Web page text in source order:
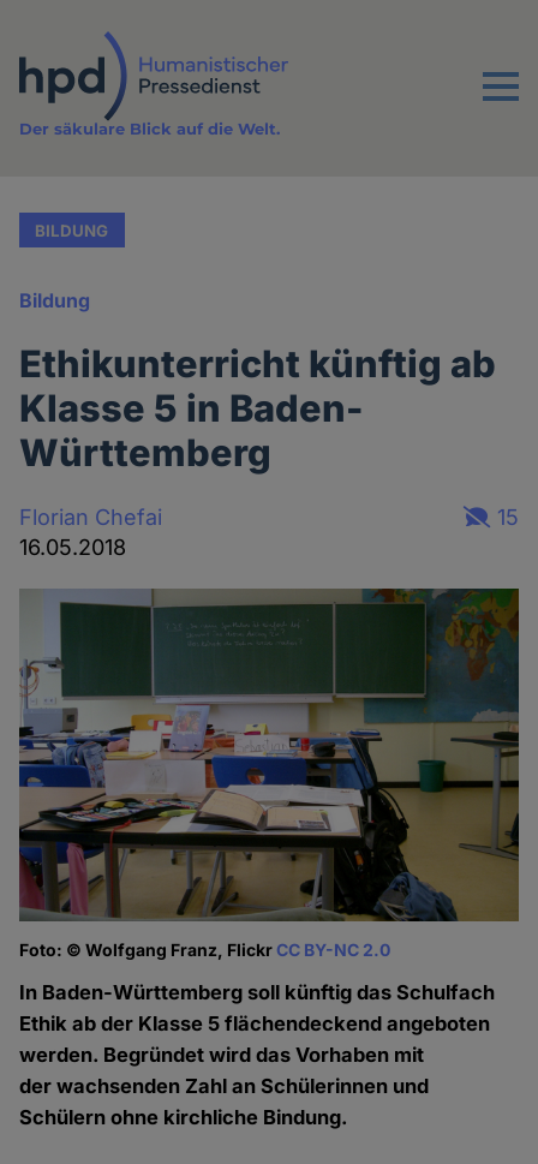
Inhalt
Menu
Der säkulare Blick auf die Welt.
BILDUNG
Bildung
Ethikunterricht künftig ab
Klasse 5 in Baden-
Württemberg
Florian Chefai
16.05.2018
15
Foto: © Wolfgang Franz, FlickrCC BY-NC 2.0
In Baden-Württemberg soll künftig das Schulfach
Ethik ab der Klasse 5 flächendeckend angeboten
werden. Begründet wird das Vorhaben mit
der wachsenden Zahl an Schülerinnen und
Schülern ohne kirchliche Bindung.